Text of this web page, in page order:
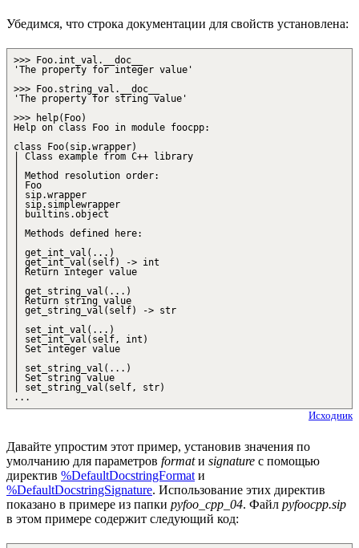
Убедимся, что строка документации для свойств установлена:
>>> Foo.int_val.__doc__
'The property for integer value'
>>> Foo.string_val.__doc__
'The property for string value'
>>> help(Foo)
Help on class Foo in module foocpp:
class Foo(sip.wrapper)
| Class example from C++ library
| Method resolution order:
| Foo
| sip.wrapper
| sip.simplewrapper
| builtins.object
| Methods defined here:
| get_int_val(...)
| get_int_val(self) -> int
| Return integer value
| get_string_val(...)
| Return string value
| get_string_val(self) -> str
| set_int_val(...)
| set_int_val(self, int)
| Set integer value
| set_string_val(...)
| Set string value
| set_string_val(self, str)
...
Исходник
Давайте упростим этот пример, установив значения по
умолчанию для параметров formatи signature с помощью
директив %DefaultDocstringFormat и
%DefaultDocstringSignature. Использование этих директив
показано в примере из папки pyfoo_cpp_04. Файл pyfoocpp.sip
в этом примере содержит следующий код: